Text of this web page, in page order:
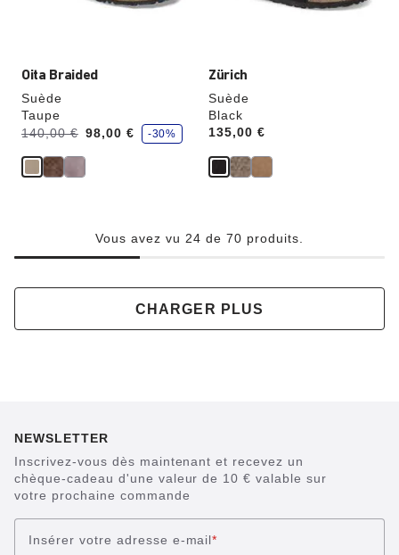
Oita Braided
Suède
Taupe
Avant:
140,00 €
à 98,00 €
é
c
n
o
-30%
Zürich
Suède
Black
Price:
135,00 €
Vous avez vu 24 de 70 produits.
CHARGER PLUS
NEWSLETTER
Inscrivez-vous dès maintenant et recevez un
chèque-cadeau d'une valeur de 10 € valable sur
votre prochaine commande
Insérer votre adresse e-mail*